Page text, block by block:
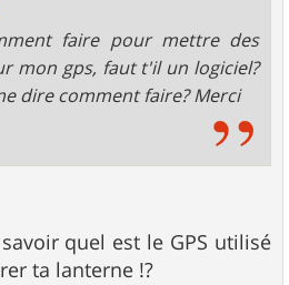
faire pour mettre des
mon gps, faut t'il un logiciel?
dire comment faire? Merci
quel est le GPS utilisé
ta lanterne !?